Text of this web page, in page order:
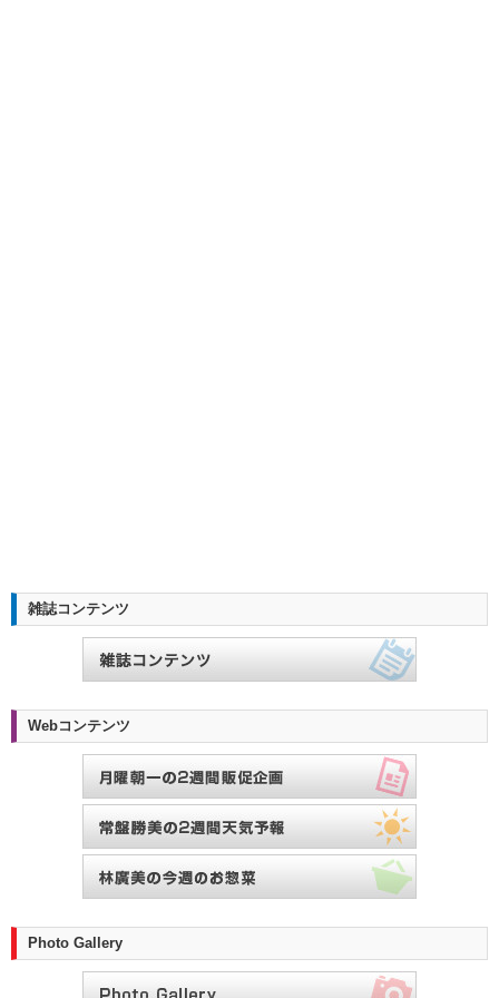
雑誌コンテンツ
Webコンテンツ
Photo Gallery